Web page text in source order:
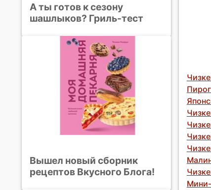
А ты готов к сезону
шашлыков? Гриль-тест
Вышел новый сборник
рецептов Вкусного Блога!
Мини-